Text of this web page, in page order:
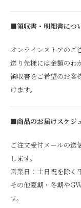
■領収書・明細書につ
オンラインストアのご
送り先様には金額のわ
領収書をご希望のお客
けます。
■商品のお届けスケジ
ご注文受付メールの送
します。
営業日：土日祝を除く
その他夏期・冬期や
す。